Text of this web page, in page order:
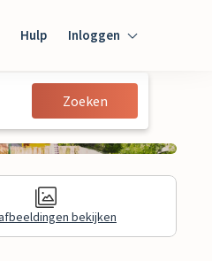
Hulp Inloggen
Inloggen
Gast
Zoeken
bekijken